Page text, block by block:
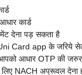
कार्ड
देना पड़ सकता है
Card app के जरिये
आधार OTP की
NACH अप्रूवल देना